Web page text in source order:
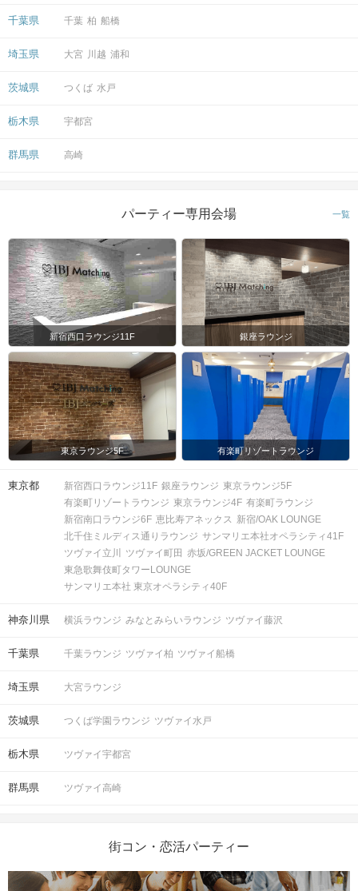
千葉県 千葉 柏 船橋
埼玉県 大宮 川越 浦和
茨城県 つくば 水戸
栃木県 宇都宮
群馬県 高崎
パーティー専用会場 一覧
新宿西口ラウンジ11F 銀座ラウンジ
東京ラウンジ5F 有楽町リゾートラウンジ
東京都 新宿西口ラウンジ11F 銀座ラウンジ 東京ラウンジ5F
有楽町リゾートラウンジ 東京ラウンジ4F 有楽町ラウンジ
新宿南口ラウンジ6F 恵比寿アネックス 新宿/OAK LOUNGE
北千住ミルディス通りラウンジ サンマリエ本社オペラシティ41F
ツヴァイ立川
ツヴァイ町田 赤坂/GREEN JACKET LOUNGE
東急歌舞伎町タワーLOUNGE
サンマリエ本社 東京オペラシティ40F
神奈川県 横浜ラウンジ みなとみらいラウンジ ツヴァイ藤沢
千葉県 千葉ラウンジ ツヴァイ柏 ツヴァイ船橋
埼玉県 大宮ラウンジ
茨城県 つくば学園ラウンジ ツヴァイ水戸
栃木県 ツヴァイ宇都宮
群馬県 ツヴァイ高崎
街コン・恋活パーティー